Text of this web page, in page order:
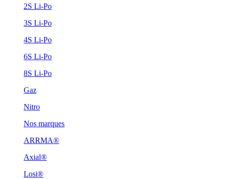
2S Li-Po
3S Li-Po
4S Li-Po
6S Li-Po
8S Li-Po
Gaz
Nitro
Nos marques
ARRMA®
Axial®
Losi®